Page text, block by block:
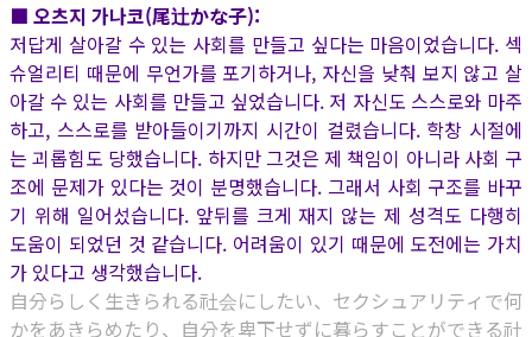
■ 오츠지 가나코(尾辻かな子):
저답게 살아갈 수 있는 사회를 만들고 싶다는 마음이었습니다. 섹
슈얼리티 때문에 무언가를 포기하거나, 자신을 낮춰 보지 않고 살
아갈 수 있는 사회를 만들고 싶었습니다. 저 자신도 스스로와 마주
하고, 스스로를 받아들이기까지 시간이 걸렸습니다. 학창 시절에
는 괴롭힘도 당했습니다. 하지만 그것은 제 책임이 아니라 사회 구
조에 문제가 있다는 것이 분명했습니다. 그래서 사회 구조를 바꾸
기 위해 일어섰습니다. 앞뒤를 크게 재지 않는 제 성격도 다행히
도움이 되었던 것 같습니다. 어려움이 있기 때문에 도전에는 가치
가 있다고 생각했습니다.
自分らしく生きられる社会にしたい、セクシュアリティで何
かをあきらめたり、自分を卑下せずに暮らすことができる社